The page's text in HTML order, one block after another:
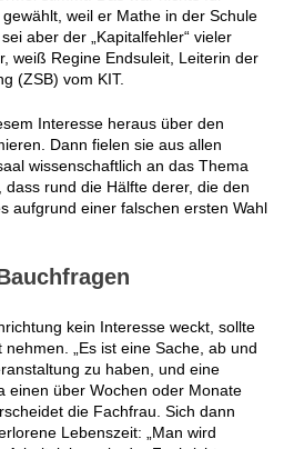
weil er Mathe in der Schule
aber der „Kapitalfehler“ vieler
weiß Regine Endsuleit, Leiterin der
(ZSB) vom KIT.
Interesse heraus über den
Dann fielen sie aus allen
wissenschaftlich an das Thema
rund die Hälfte derer, die den
aufgrund einer falschen ersten Wahl
kein Interesse weckt, sollte
„Es ist eine Sache, ab und
zu haben, und eine
einen über Wochen oder Monate
die Fachfrau. Sich dann
Lebenszeit: „Man wird